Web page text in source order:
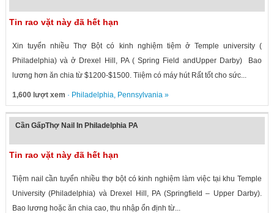
Tin rao vặt này đã hết hạn
Xin tuyển nhiều Thợ Bột có kinh nghiệm tiệm ở Temple university (
Philadelphia) và ở Drexel Hill, PA ( Spring Field andUpper Darby) Bao
lương hơn ăn chia từ $1200-$1500. Tiiệm có máy hút Rất tốt cho sức...
1,600 lượt xem · Philadelphia, Pennsylvania»
Cần GấpThợ Nail In Philadelphia PA
Tin rao vặt này đã hết hạn
Tiệm nail cần tuyển nhiều thợ bột có kinh nghiệm làm việc tại khu Temple
University (Philadelphia) và Drexel Hill, PA (Springfield – Upper Darby).
Bao lương hoặc ăn chia cao, thu nhập ổn định từ...